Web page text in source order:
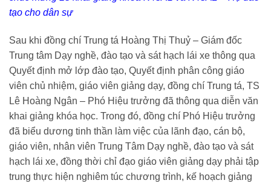
tạo cho dân sự
Sau khi đồng chí Trung tá Hoàng Thị Thuỷ – Giám đốc
Trung tâm Dạy nghề, đào tạo và sát hạch lái xe thông qua
Quyết định mở lớp đào tạo, Quyết định phân công giáo
viên chủ nhiệm, giáo viên giảng dạy, đồng chí Trung tá, TS
Lê Hoàng Ngân – Phó Hiệu trưởng đã thông qua diễn văn
khai giảng khóa học. Trong đó, đồng chí Phó Hiệu trưởng
đã biểu dương tinh thần làm việc của lãnh đạo, cán bộ,
giáo viên, nhân viên Trung Tâm Dạy nghề, đào tạo và sát
hạch lái xe, đồng thời chỉ đạo giáo viên giảng dạy phải tập
trung thực hiện nghiêm túc chương trình, kế hoạch giảng